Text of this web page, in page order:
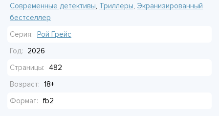
Современные детективы, Триллеры, Экранизированный
бестселлер
Серия: Рой Грейс
Год:
2026
Страницы:
482
Возраст: 18+
Формат:
fb2